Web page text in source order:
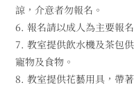
諒，介意者勿報名。
6. 報名請以成人為主要報
7. 教室提供飲水機及茶包
寵物及食物。
8. 教室提供花藝用具，帶